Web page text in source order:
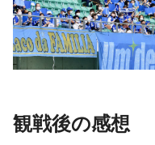
観戦後の感想